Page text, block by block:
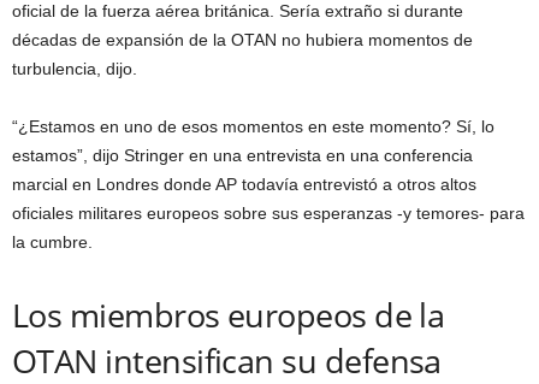
oficial de la fuerza aérea británica. Sería extraño si durante
décadas de expansión de la OTAN no hubiera momentos de
turbulencia, dijo.
“¿Estamos en uno de esos momentos en este momento? Sí, lo
estamos”, dijo Stringer en una entrevista en una conferencia
marcial en Londres donde AP todavía entrevistó a otros altos
oficiales militares europeos sobre sus esperanzas -y temores- para
la cumbre.
Los miembros europeos de la
OTAN intensifican su defensa